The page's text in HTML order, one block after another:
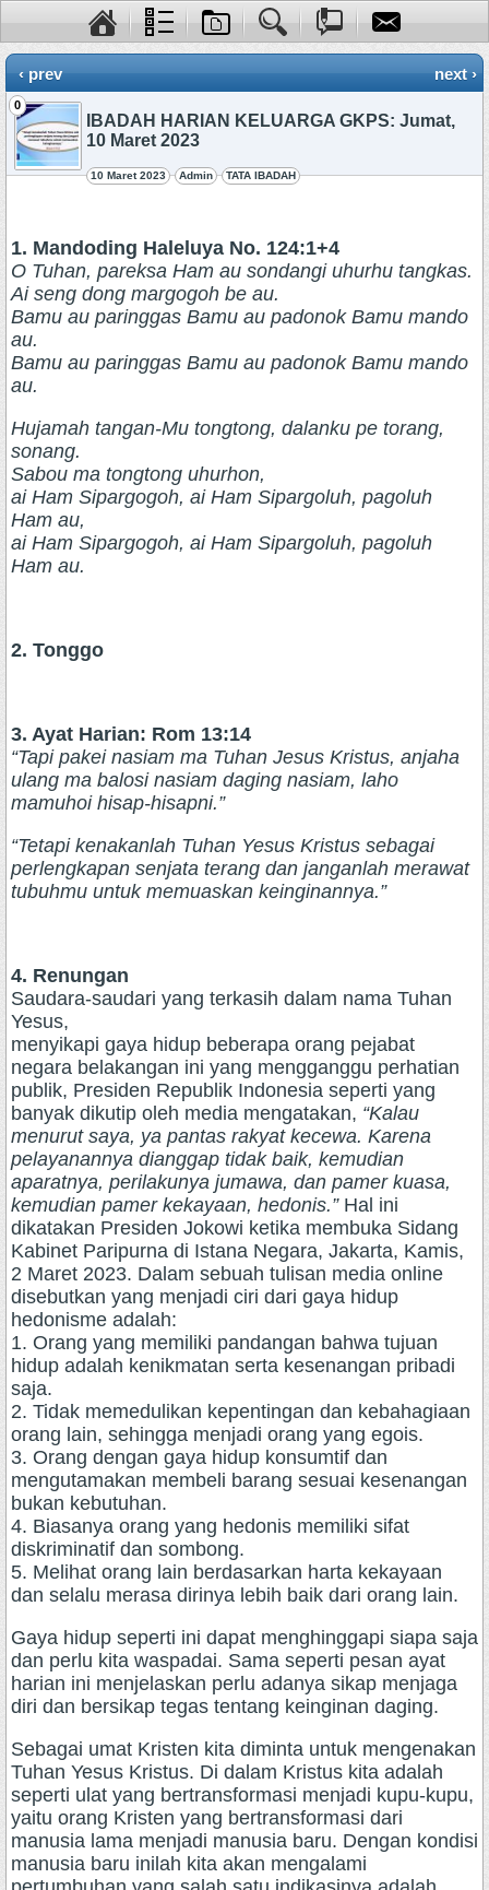
‹ prev next ›
0
IBADAH HARIAN KELUARGA GKPS: Jumat,
10 Maret 2023
10 Maret 2023 Admin TATA IBADAH
1. Mandoding Haleluya No. 124:1+4
O Tuhan, pareksa Ham au sondangi uhurhu tangkas.
Ai seng dong margogoh be au.
Bamu au paringgas Bamu au padonok Bamu mando
au.
Bamu au paringgas Bamu au padonok Bamu mando
au.
Hujamah tangan-Mu tongtong, dalanku pe torang,
sonang.
Sabou ma tongtong uhurhon,
ai Ham Sipargogoh, ai Ham Sipargoluh, pagoluh
Ham au,
ai Ham Sipargogoh, ai Ham Sipargoluh, pagoluh
Ham au.
2. Tonggo
3. Ayat Harian: Rom 13:14
“Tapi pakei nasiam ma Tuhan Jesus Kristus, anjaha
ulang ma balosi nasiam daging nasiam, laho
mamuhoi hisap-hisapni.”
“Tetapi kenakanlah Tuhan Yesus Kristus sebagai
perlengkapan senjata terang dan janganlah merawat
tubuhmu untuk memuaskan keinginannya.”
4. Renungan
Saudara-saudari yang terkasih dalam nama Tuhan
Yesus,
menyikapi gaya hidup beberapa orang pejabat
negara belakangan ini yang mengganggu perhatian
publik, Presiden Republik Indonesia seperti yang
banyak dikutip oleh media mengatakan, “Kalau
menurut saya, ya pantas rakyat kecewa. Karena
pelayanannya dianggap tidak baik, kemudian
aparatnya, perilakunya jumawa, dan pamer kuasa,
kemudian pamer kekayaan, hedonis.”Hal ini
dikatakan Presiden Jokowi ketika membuka Sidang
Kabinet Paripurna di Istana Negara, Jakarta, Kamis,
2 Maret 2023. Dalam sebuah tulisan media online
disebutkan yang menjadi ciri dari gaya hidup
hedonisme adalah:
1. Orang yang memiliki pandangan bahwa tujuan
hidup adalah kenikmatan serta kesenangan pribadi
saja.
2. Tidak memedulikan kepentingan dan kebahagiaan
orang lain, sehingga menjadi orang yang egois.
3. Orang dengan gaya hidup konsumtif dan
mengutamakan membeli barang sesuai kesenangan
bukan kebutuhan.
4. Biasanya orang yang hedonis memiliki sifat
diskriminatif dan sombong.
5. Melihat orang lain berdasarkan harta kekayaan
dan selalu merasa dirinya lebih baik dari orang lain.
Gaya hidup seperti ini dapat menghinggapi siapa saja
dan perlu kita waspadai. Sama seperti pesan ayat
harian ini menjelaskan perlu adanya sikap menjaga
diri dan bersikap tegas tentang keinginan daging.
Sebagai umat Kristen kita diminta untuk mengenakan
Tuhan Yesus Kristus. Di dalam Kristus kita adalah
seperti ulat yang bertransformasi menjadi kupu-kupu,
yaitu orang Kristen yang bertransformasi dari
manusia lama menjadi manusia baru. Dengan kondisi
manusia baru inilah kita akan mengalami